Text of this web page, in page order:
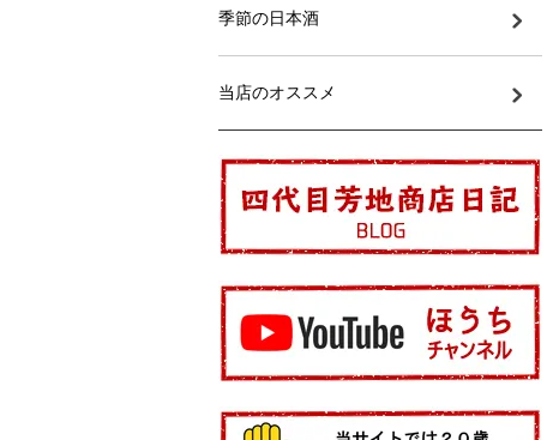
季節の日本酒
当店のオススメ